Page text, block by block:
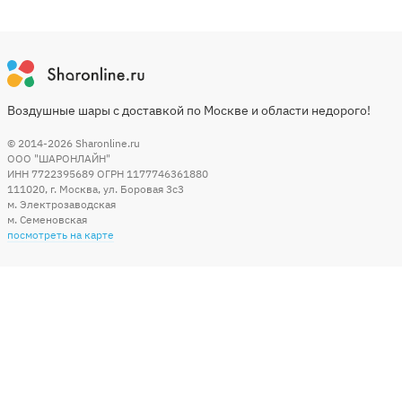
Воздушные шары с доставкой по Москве и области недорого!
© 2014-2026 Sharonline.ru
ООО "ШАРОНЛАЙН"
ИНН 7722395689 ОГРН 1177746361880
111020, г. Москва, ул. Боровая 3c3
м. Электрозаводская
м. Семеновская
посмотреть на карте